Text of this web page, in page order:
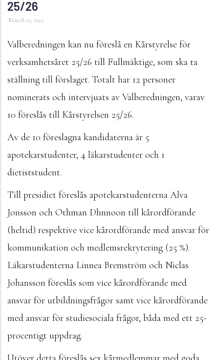
25/26
March 11, 2025
Valberedningen kan nu föreslå en Kårstyrelse för
verksamhetsåret 25/26 till Fullmäktige, som ska ta
ställning till förslaget. Totalt har 12 personer
nominerats och intervjuats av Valberedningen, varav
10 föreslås till Kårstyrelsen 25/26.
Av de 10 föreslagna kandidaterna är 5
apotekarstudenter, 4 läkarstudenter och 1
dietiststudent.
Till presidiet föreslås apotekarstudenterna Alva
Jonsson och Othman Dhnnoon till kårordförande
(heltid) respektive vice kårordförande med ansvar för
kommunikation och medlemsrekrytering (25 %).
Läkarstudenterna Linnea Bremström och Niclas
Johansson föreslås som vice kårordförande med
ansvar för utbildningsfrågor samt vice kårordförande
med ansvar för studiesociala frågor, båda med ett 25-
procentigt uppdrag.